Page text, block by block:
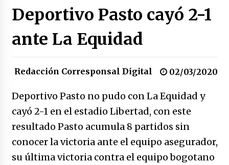
Sin ser abogado del diablo
congreso en Colombia
Corina Machado y su sed de poder
Irán, donde están los pinches grupos
feministas
Deportivo Pasto cayó 2-1
ante La Equidad
Redacción Corresponsal Digital 02/03/2020
Deportivo Pasto no pudo con La Equidad y
cayó 2-1 en el estadio Libertad, con este
resultado Pasto acumula 8 partidos sin
conocer la victoria ante el equipo asegurador,
su última victoria contra el equipo bogotano